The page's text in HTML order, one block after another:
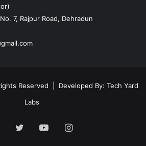
7, Rajpur Road, Dehradun
Reserved | Developed By: Tech Yard
Labs
TwitterYouTubeInstagram